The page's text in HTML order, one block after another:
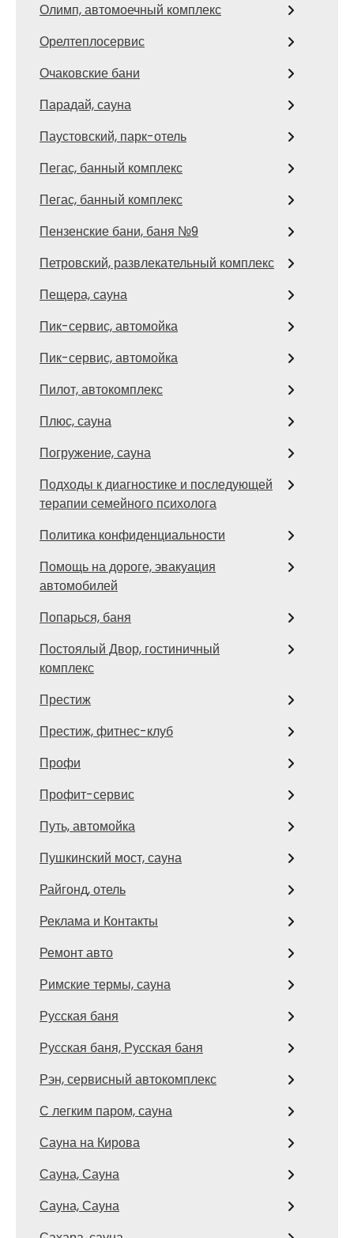
Олимп, автомоечный комплекс
Орелтеплосервис
Очаковские бани
Парадай, сауна
Паустовский, парк-отель
Пегас, банный комплекс
Пегас, банный комплекс
Пензенские бани, баня №9
Петровский, развлекательный комплекс
Пещера, сауна
Пик-сервис, автомойка
Пик-сервис, автомойка
Пилот, автокомплекс
Плюс, сауна
Погружение, сауна
Подходы к диагностике и последующей
терапии семейного психолога
Политика конфиденциальности
Помощь на дороге, эвакуация
автомобилей
Попарься, баня
Постоялый Двор, гостиничный
комплекс
Престиж
Престиж, фитнес-клуб
Профи
Профит-сервис
Путь, автомойка
Пушкинский мост, сауна
Райгонд, отель
Реклама и Контакты
Ремонт авто
Римские термы, сауна
Русская баня
Русская баня, Русская баня
Рэн, сервисный автокомплекс
С легким паром, сауна
Сауна на Кирова
Сауна, Сауна
Сауна, Сауна